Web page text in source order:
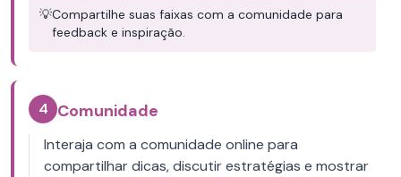
💡Compartilhe suas faixas com a comunidade para
feedback e inspiração.
4 Comunidade
Interaja com a comunidade online para
compartilhar dicas, discutir estratégias e mostrar